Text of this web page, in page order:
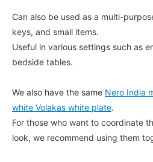
Can also be used as a multi-
keys, and small items.
Useful in various settings such as
bedside tables.
We also have the same Nero India
white Volakas white plate.
For those who want to coordinate
look, we recommend using them